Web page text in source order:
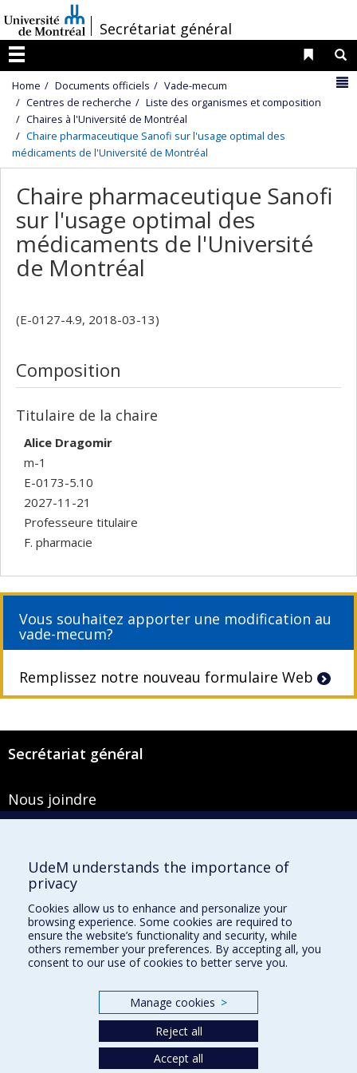
au
contenu
/
Secrétariat général
Menu
Liens
Home Documents officiels
Vade-mecum
Centres de recherche
Liste des organismes et composition
Chaires à l'Université de Montréal
Chaire pharmaceutique Sanofi sur l'usage optimal des
médicaments de l'Université de Montréal
Chaire pharmaceutique Sanofi
sur l'usage optimal des
médicaments de l'Université
de Montréal
(E-0127-4.9, 2018-03-13)
Composition
Titulaire de la chaire
Alice Dragomir
m-1
E-0173-5.10
2027-11-21
Professeure titulaire
F. pharmacie
Vous souhaitez apporter une modification au
vade-mecum?
Remplissez notre nouveau formulaire Web
Secrétariat général
Nous joindre
Montréal (Québec) H3T 1J4
Courriel :secretariat-general@umontreal.ca
Admission
Plan du site
Accès au portail sécurisé du Secrétariat général
UdeM understands the importance of
privacy
Cookies allow us to enhance and personalize your
browsing experience. Some cookies are required to
ensure the website’s functionality and security, while
others remember your preferences. By accepting all, you
consent to our use of cookies to better serve you.
Manage cookies >
Reject all
Accept all